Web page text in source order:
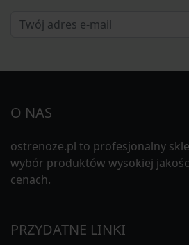
O NAS
ostrenoze.pl to profesjonalny
wybór produktów wysokiej
cenach.
PRZYDATNE LINKI